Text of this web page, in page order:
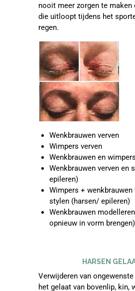
nooit meer zorgen te maken
die uitloopt tijdens het
regen.
Wenkbrauwen verven
Wimpers verven
Wenkbrauwen en
Wenkbrauwen verven en
epileren)
Wimpers + wenkbrauwen
stylen (harsen/ epileren)
Wenkbrauwen
opnieuw in vorm brengen)
HARSEN
Verwijderen van
het gelaat van bovenlip, kin,